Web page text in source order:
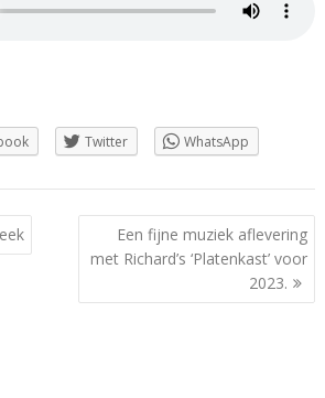
Twitter WhatsApp
Een fijne muziek aflevering
met Richard’s ‘Platenkast’ voor
2023.